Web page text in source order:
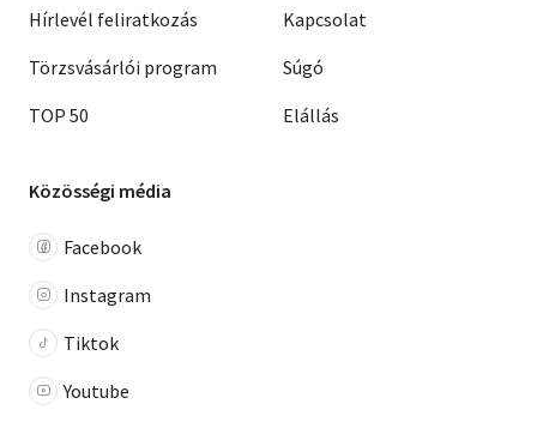
Hírlevél feliratkozás
Törzsvásárlói program
TOP 50
Kapcsolat
Súgó
Elállás
Közösségi média
Facebook
Instagram
Tiktok
Youtube